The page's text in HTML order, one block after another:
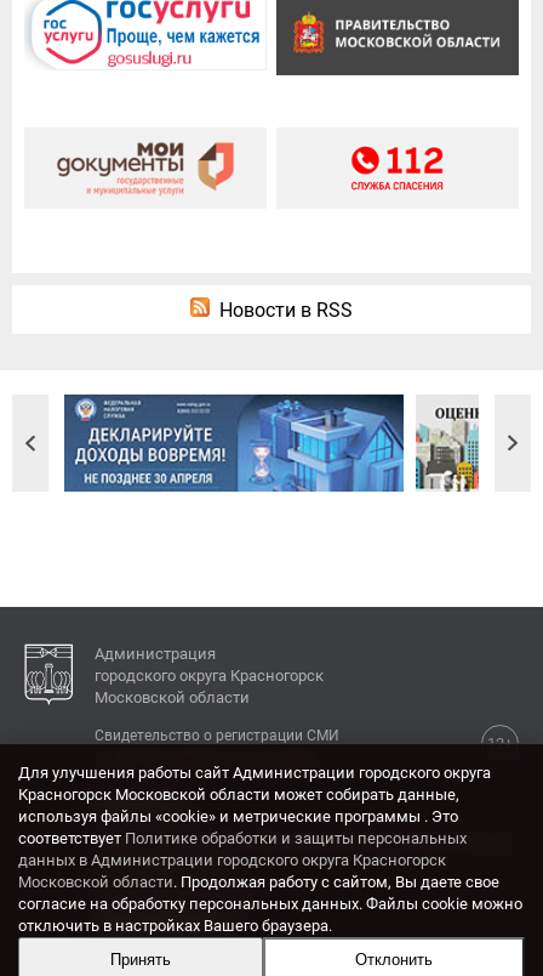
Новости в RSS
Администрация
городского округа Красногорск
Московской области
12+
Свидетельство о регистрации СМИ
КОНТАКТЫ
Адрес: 143404, Московская область, г. Красногорск,
ул. Ленина, дом 4.
Электронная почта:
krasrn@mosreg.ru
Разработка и поддержка сайта ADN
Для улучшения работы сайт Администрации городского округа
Красногорск Московской области может собирать данные,
используя файлы «cookie» и метрические программы . Это
соответствует Политике обработки и защиты персональных
данных в Администрации городского округа Красногорск
Московской области. Продолжая работу с сайтом, Вы даете свое
согласие на обработку персональных данных. Файлы cookie можно
отключить в настройках Вашего браузера.
Принять
Отклонить